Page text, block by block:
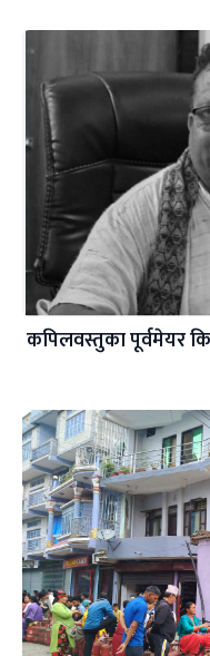
कपिलवस्तुका पूर्वमेयर